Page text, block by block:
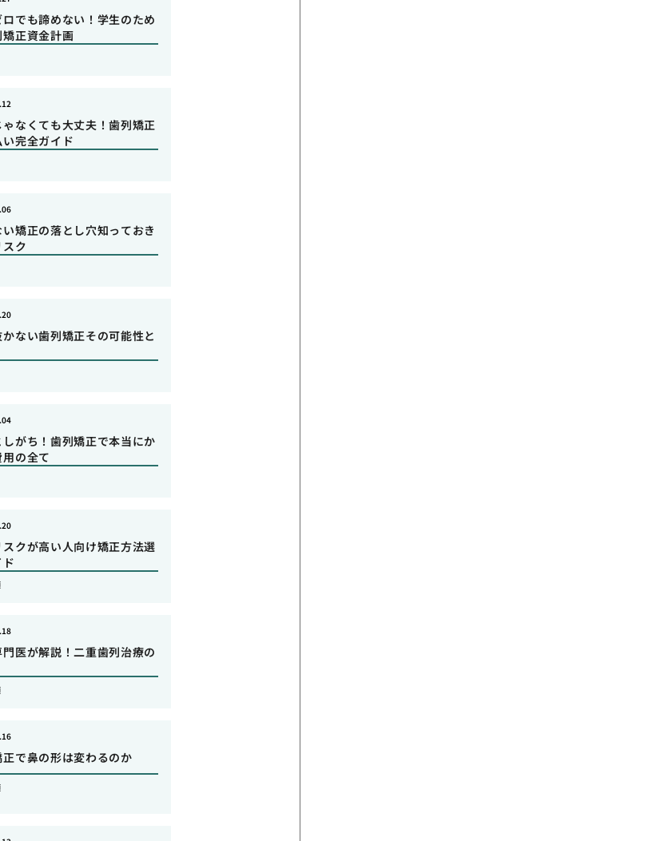
ロでも諦めない！学生のため
矯正資金計画
なくても大丈夫！歯列矯正
い完全ガイド
矯正の落とし穴知っておき
ク
ない歯列矯正その可能性と
しがち！歯列矯正で本当にか
の全て
クが高い人向け矯正方法選
医が解説！二重歯列治療の
で鼻の形は変わるのか